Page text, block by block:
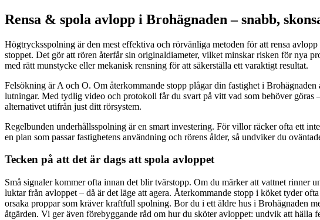
Rensa & spola avlopp i Brohägnaden – snabb,
Högtrycksspolning är den mest effektiva och rörvänliga metoden för att rensa
stoppet. Det gör att rören återfår sin originaldiameter, vilket minskar risken för nya
med rätt munstycke eller mekanisk rensning för att säkerställa ett varaktigt resultat.
Felsökning är A och O. Om återkommande stopp plågar din fastighet i
lutningar. Med tydlig video och protokoll får du svart på vitt vad som behöver
alternativet utifrån just ditt rörsystem.
Regelbunden underhållsspolning är en smart investering. För villor räcker ofta ett
en plan som passar fastighetens användning och rörens ålder, så undviker du
Tecken på att det är dags att spola avloppet
Små signaler kommer ofta innan det blir tvärstopp. Om du märker att vattnet rinner
luktar från avloppet – då är det läge att agera. Återkommande stopp i köket tyder
orsaka proppar som kräver kraftfull spolning. Bor du i ett äldre hus i Brohägnaden
åtgärden. Vi ger även förebyggande råd om hur du sköter avloppet: undvik att